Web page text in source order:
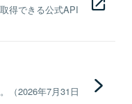
得できる公式API
（2026年7月31日